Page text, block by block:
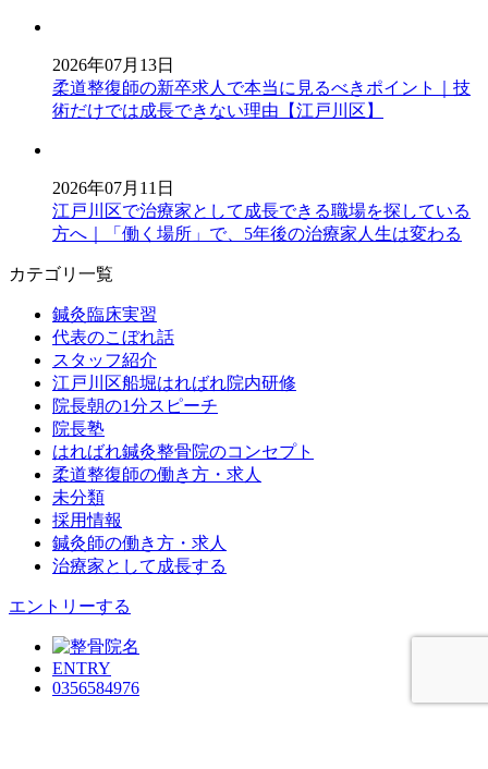
2026年07月13日
柔道整復師の新卒求人で本当に見るべきポイント｜技
術だけでは成長できない理由【江戸川区】
2026年07月11日
江戸川区で治療家として成長できる職場を探している
方へ｜「働く場所」で、5年後の治療家人生は変わる
カテゴリ一覧
鍼灸臨床実習
代表のこぼれ話
スタッフ紹介
江戸川区船堀はればれ院内研修
院長朝の1分スピーチ
院長塾
はればれ鍼灸整骨院のコンセプト
柔道整復師の働き方・求人
未分類
採用情報
鍼灸師の働き方・求人
治療家として成長する
エントリーする
ENTRY
0356584976